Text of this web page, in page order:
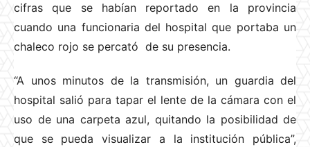
cifras que se habían reportado en la provincia
cuando una funcionaria del hospital que portaba un
chaleco rojo se percató de su presencia.
“A unos minutos de la transmisión, un guardia del
hospital salió para tapar el lente de la cámara con el
uso de una carpeta azul, quitando la posibilidad de
que se pueda visualizar a la institución pública”,